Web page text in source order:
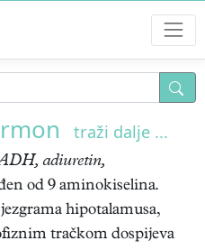
traži dalje ...
adiuretin,
od 9 aminokiselina.
hipotalamusa,
tračkom dospijeva